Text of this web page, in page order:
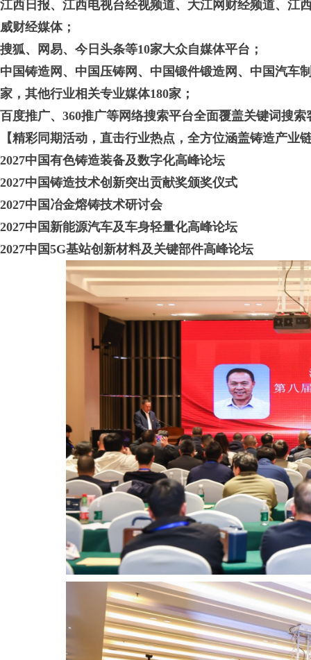
江西日报、江西电视台经视频道、大江网财经频道、江
威财经媒体；
搜狐、网易、今日头条等10家大众自媒体平台；
中国铸造网、中国压铸网、中国锻件锻造网、中国汽车
家，其他行业相关专业媒体180家；
百度推广、360推广等网络搜索平台全面覆盖关键词搜索
【精彩同期活动，直击行业热点，全方位涵盖铸造产业
2027中国有色铸造装备及数字化高峰论坛
2027中国铸造技术创新突出贡献奖颁奖仪式
2027中国冶金熔铸技术研讨会
2027中国新能源汽车及车身轻量化高峰论坛
2027中国5G基站创新材料及关键部件高峰论坛